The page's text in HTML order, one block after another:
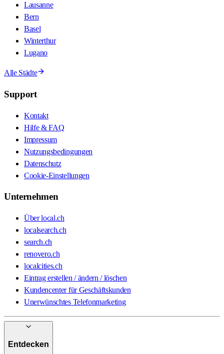
Lausanne
Bern
Basel
Winterthur
Lugano
Alle Städte
Support
Kontakt
Hilfe & FAQ
Impressum
Nutzungsbedingungen
Datenschutz
Cookie-Einstellungen
Unternehmen
Über local.ch
localsearch.ch
search.ch
renovero.ch
localcities.ch
Eintrag erstellen / ändern / löschen
Kundencenter für Geschäftskunden
Unerwünschtes Telefonmarketing
Entdecken